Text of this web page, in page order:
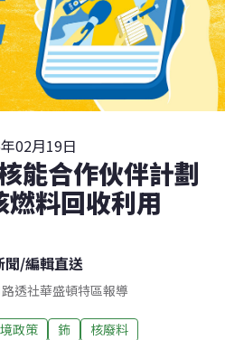
02月19日
能合作伙伴計劃
燃料回收利用
聞/編輯直送
透社華盛頓特區報導
政策 鈽 核廢料